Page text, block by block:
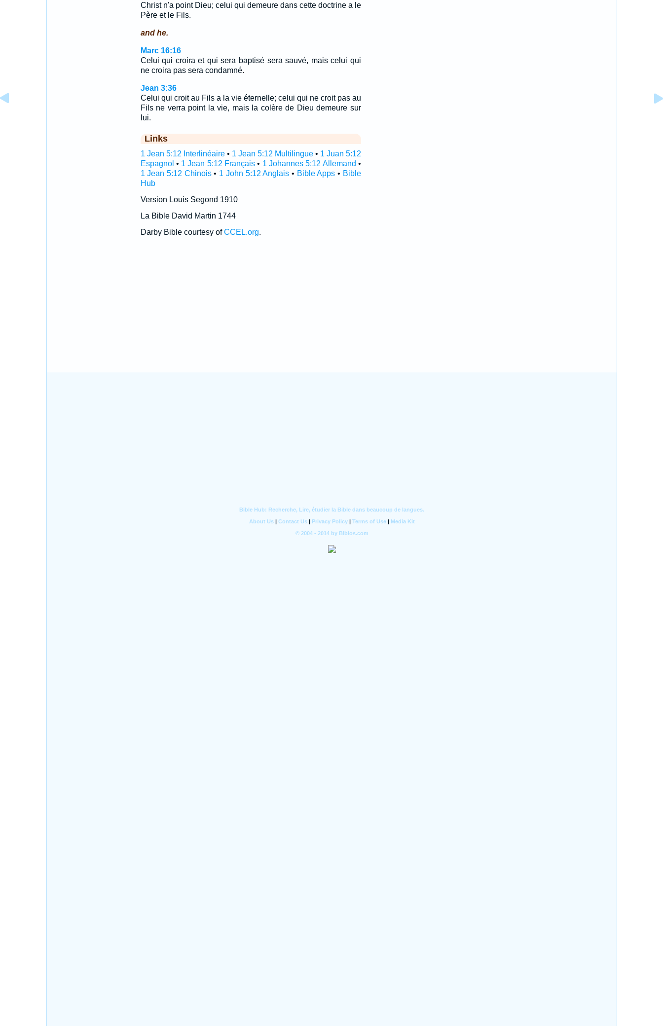
Christ n'a point Dieu; celui qui demeure dans cette doctrine a le
Père et le Fils.
and he.
Marc 16:16
Celui qui croira et qui sera baptisé sera sauvé, mais celui qui
ne croira pas sera condamné.
Jean 3:36
Celui qui croit au Fils a la vie éternelle; celui qui ne croit pas au
Fils ne verra point la vie, mais la colère de Dieu demeure sur
lui.
Links
1 Jean 5:12 Interlinéaire• 1 Jean 5:12 Multilingue• 1 Juan 5:12
Espagnol • 1 Jean 5:12 Français • 1 Johannes 5:12 Allemand •
1 Jean 5:12 Chinois• 1 John 5:12 Anglais • Bible Apps • Bible
Hub
Version Louis Segond 1910
La Bible David Martin 1744
Darby Bible courtesy ofCCEL.org.